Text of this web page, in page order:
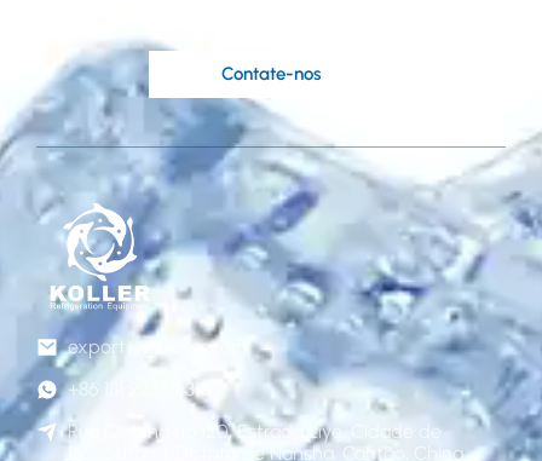
Contate-nos
export@gzkoller.com
+86 181 2236 8318
Rua Qinlong nº 120, Estrada Liye, Cidade de
Dongchong, Distrito de Nansha, Cantão, China